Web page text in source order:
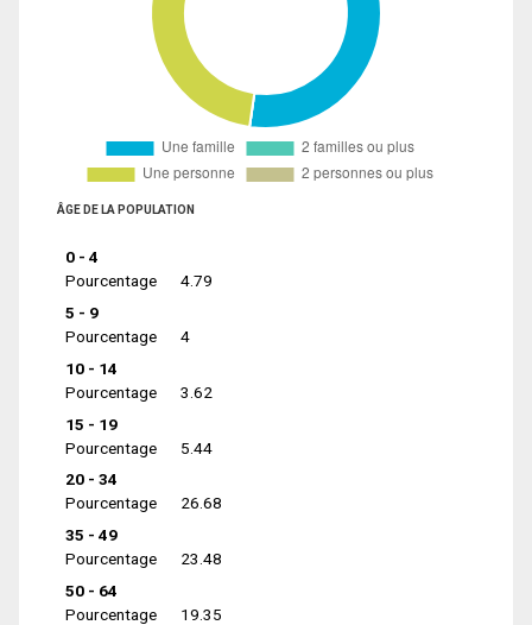
ÂGE DE LA POPULATION
0 - 4
Pourcentage
4.79
5 - 9
Pourcentage
4
10 - 14
Pourcentage
3.62
15 - 19
Pourcentage
5.44
20 - 34
Pourcentage
26.68
35 - 49
Pourcentage
23.48
50 - 64
Pourcentage
19.35